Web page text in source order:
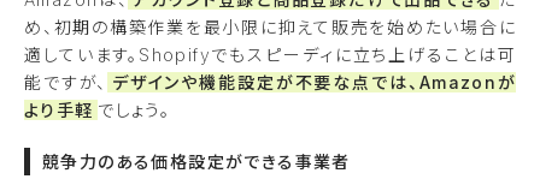
め、初期の構築作業を最小限に抑えて販売を始めたい場合に
適しています。Shopifyでもスピーディに立ち上げることは可
能ですが、 デザインや機能設定が不要な点では、Amazonが
より手軽 でしょう。
競争力のある価格設定ができる事業者